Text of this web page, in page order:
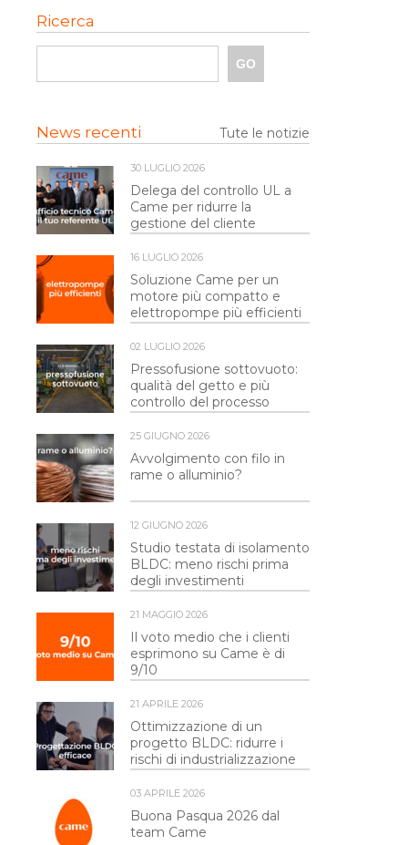
Ricerca
News recenti Tute le notizie
30 LUGLIO 2026
Delega del controllo UL a
Came per ridurre la
gestione del cliente
16 LUGLIO 2026
Soluzione Came per un
motore più compatto e
elettropompe più efficienti
02 LUGLIO 2026
Pressofusione sottovuoto:
qualità del getto e più
controllo del processo
25 GIUGNO 2026
Avvolgimento con filo in
rame o alluminio?
12 GIUGNO 2026
Studio testata di isolamento
BLDC: meno rischi prima
degli investimenti
21 MAGGIO 2026
Il voto medio che i clienti
esprimono su Came è di
9/10
21 APRILE 2026
Ottimizzazione di un
progetto BLDC: ridurre i
rischi di industrializzazione
03 APRILE 2026
Buona Pasqua 2026 dal
team Came